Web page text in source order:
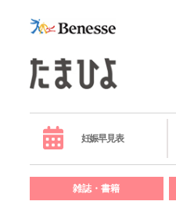
妊娠早見表
雑誌・書籍